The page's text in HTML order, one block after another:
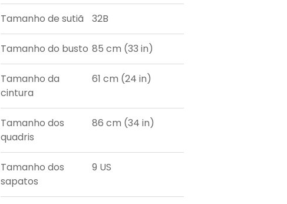
Tamanho de sutiã 32B
Tamanho do busto 85 cm (33 in)
Tamanho da
cintura
61 cm (24 in)
Tamanho dos
quadris
86 cm (34 in)
Tamanho dos
sapatos
9 US